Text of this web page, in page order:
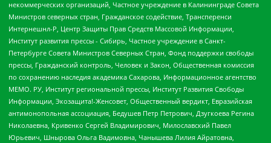
некоммерческих организаций, Частное учреждение в Калининграде Совета
Министров северных стран, Гражданское содействие, Трансперенси
Интернешнл-Р, Центр Защиты Прав Средств Массовой Информации,
Институт развития прессы - Сибирь, Частное учреждение в Санкт-
Петербурге Совета Министров Северных Стран, Фонд поддержки свободы
прессы, Гражданский контроль, Человек и Закон, Общественная комиссия
по сохранению наследия академика Сахарова, Информационное агентство
МЕМО. РУ, Институт региональной прессы, Институт Развития Свободы
Информации, Экозащита!-Женсовет, Общественный вердикт, Евразийская
антимонопольная ассоциация, Бедушев Петр Петрович, Дзугкоева Регина
Николаевна, Кривенко Сергей Владимирович, Милославский Павел
Юрьевич, Шнырова Ольга Вадимовна, Чанышева Лилия Айратовна,